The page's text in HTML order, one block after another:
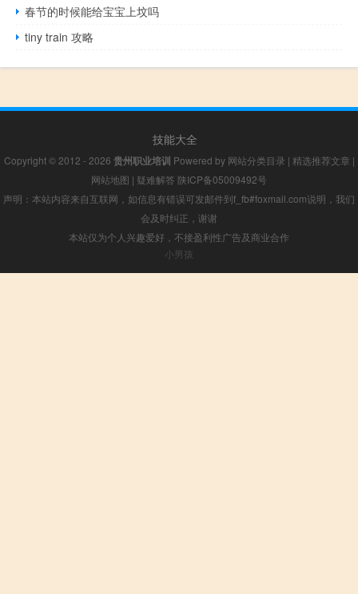
春节的时候能给宝宝上坟吗
tiny train 攻略
技能大全
Copyright © 2012 - 2026 贵州职业培训 Powered by 网站分类目录 | 精选推荐文章 |
网站地图 | 疑难解答 陕ICP备05009492号
声明：本站内容来自互联网，如信息有错误可发邮件到f_fb#foxmail.com说明，我们
会及时纠正，谢谢
本站仅为个人兴趣爱好，不接盈利性广告及商业合作
小男孩